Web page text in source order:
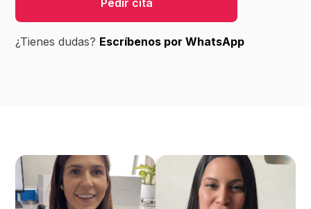
Pedir cita
¿Tienes dudas? Escríbenos por WhatsApp